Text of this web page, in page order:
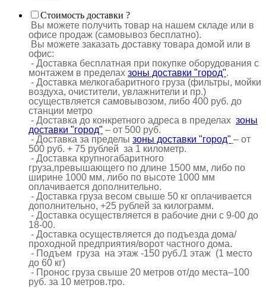
Стоимость доставки ?
Вы можете получить товар на нашем складе или в
офисе продаж (самовывоз бесплатно).
Вы можете заказать доставку товара домой или в
офис:
- Доставка бесплатная при покупке оборудования с
монтажем в пределах зоны доставки "город".
- Доставка мелкогабаритного груза (фильтры, мойки
воздуха, очистители, увлажнители и пр.)
осуществляется самовывозом, либо 400 руб. до
станции метро
- Доставка до конкретного адреса в пределах зоны
доставки "город" – от 500 руб.
- Доставка за пределы зоны доставки "город" – от
500 руб. + 75 рублей за 1 километр.
- Доставка крупногабаритного
груза,превышающего по длине 1500 мм, либо по
ширине 1000 мм, либо по высоте 1000 мм
оплачивается дополнительно.
- Доставка груза весом свыше 50 кг оплачивается
дополнительно, +25 рублей за килограмм.
- Доставка осуществляется в рабочие дни с 9-00 до
18-00.
- Доставка осуществляется до подъезда дома/
проходной предприятия/ворот частного дома.
- Подъем груза на этаж -150 руб./1 этаж (1 место
до 60 кг)
- Пронос груза свыше 20 метров от/до места–100
руб. за 10 метров.тро.